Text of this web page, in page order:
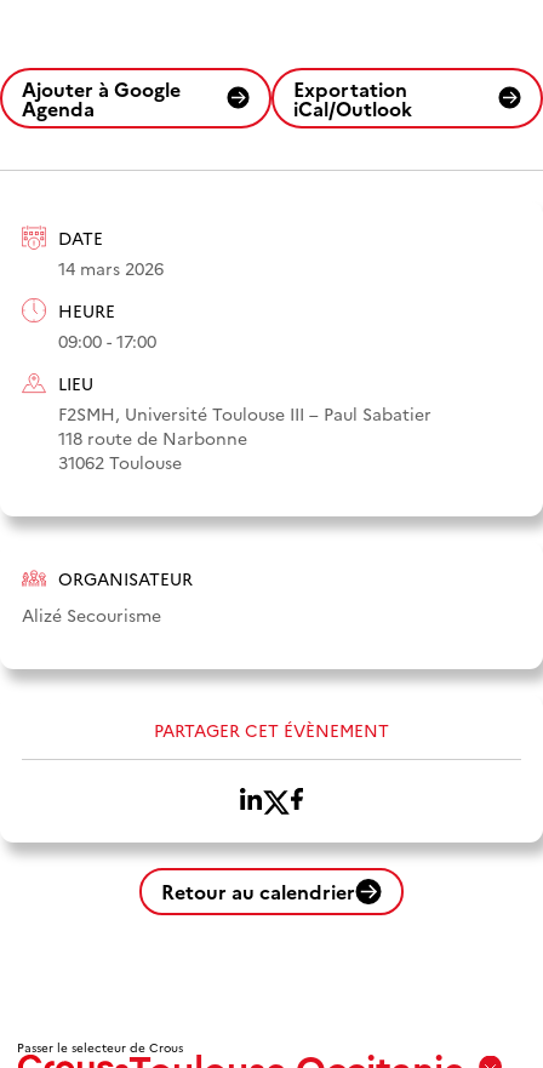
DATE
14 mars 2026
HEURE
09:00 - 17:00
LIEU
F2SMH, Université Toulouse III – Paul Sabatier
118 route de Narbonne
31062 Toulouse
ORGANISATEUR
Alizé Secourisme
PARTAGER CET ÉVÈNEMENT
Ajouter à Google
Agenda
Exportation
iCal/Outlook
Retour au calendrier
Passer le selecteur de Crous